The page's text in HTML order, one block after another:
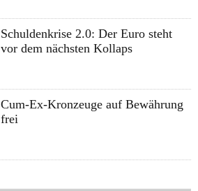
Schuldenkrise 2.0: Der Euro steht
vor dem nächsten Kollaps
Cum-Ex-Kronzeuge auf Bewährung
frei